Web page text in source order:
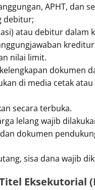
APHT, dan
debitur;
atau debitur dalam
nilai limit.
dokumen
di media cetak
secara terbuka.
lelang wajib
dokumen
sisa dana wajib
Eksekutorial